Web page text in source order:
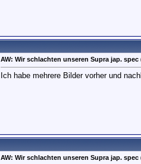
AW: Wir schlachten unseren Supra jap. spec
Ich habe mehrere Bilder vorher und
AW: Wir schlachten unseren Supra jap. spec